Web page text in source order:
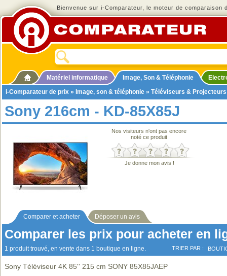
Bienvenue sur i-Comparateur, le moteur de comparaison
Matériel informatique Image, Son & Téléphonie
i-Comparateur de prix » Image, son & téléphonie » Téléviseurs & Projecteurs
Sony 216cm - KD-85X85J
Nos visiteurs n'ont pas encore
noté ce produit
Je donne mon avis !
Comparer et acheter Déposer un avis
Comparer les prix pour acheter en
1 produit trouvé, en vente dans 1 boutique en ligne. TRIER PAR :
Sony Téléviseur 4K 85'' 215 cm SONY 85X85JAEP